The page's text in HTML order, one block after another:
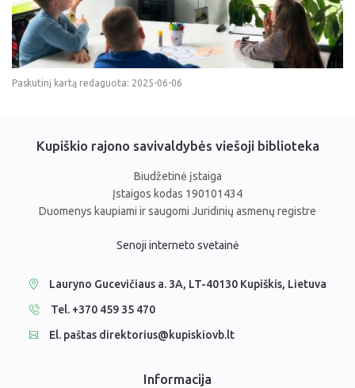
Paskutinį kartą redaguota: 2025-06-06
Kupiškio rajono savivaldybės viešoji biblioteka
Biudžetinė įstaiga
Įstaigos kodas 190101434
Duomenys kaupiami ir saugomi Juridinių asmenų registre
Senoji interneto svetainė
Lauryno Gucevičiaus a. 3A, LT-40130 Kupiškis, Lietuva
Tel. +370 459 35 470
El. paštas direktorius@kupiskiovb.lt
Informacija